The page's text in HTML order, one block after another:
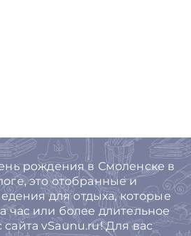
рождения в Смоленске в
это отобранные и
для отдыха, которые
час или более длительное
vSaunu.ru! Для вас